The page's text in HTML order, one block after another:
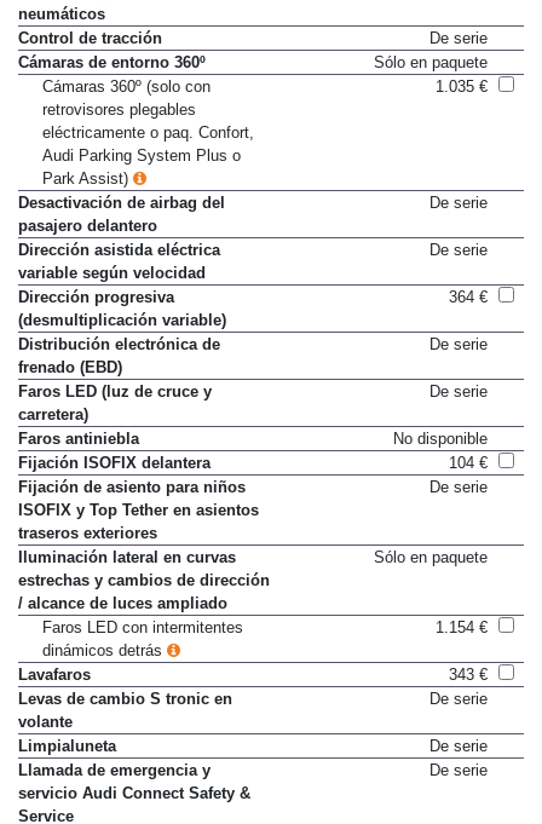
Control de presión en
neumáticos
Control de tracción
De serie
Cámaras de entorno 360º
Sólo en paquete
Cámaras 360º (solo con
retrovisores plegables
eléctricamente o paq. Confort,
Audi Parking System Plus o
Park Assist)
Desactivación de airbag del
pasajero delantero
Dirección asistida eléctrica
variable según velocidad
Dirección progresiva
(desmultiplicación variable)
Distribución electrónica de
frenado (EBD)
Faros LED (luz de cruce y
carretera)
Faros antiniebla
No disponible
Fijación ISOFIX delantera
104 €
Fijación de asiento para niños
ISOFIX y Top Tether en asientos
traseros exteriores
Iluminación lateral en curvas
estrechas y cambios de dirección
/ alcance de luces ampliado
Faros LED con intermitentes
dinámicos detrás
Lavafaros
343 €
Levas de cambio S tronic en
volante
Limpialuneta
De serie
Llamada de emergencia y
servicio Audi Connect Safety &